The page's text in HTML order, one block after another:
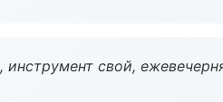
инструмент свой,